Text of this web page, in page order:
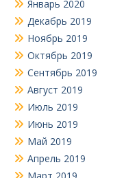
Январь 2020
Декабрь 2019
Ноябрь 2019
Октябрь 2019
Сентябрь 2019
Август 2019
Июль 2019
Июнь 2019
Май 2019
Апрель 2019